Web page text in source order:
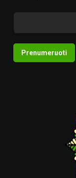
Prenumeruoti